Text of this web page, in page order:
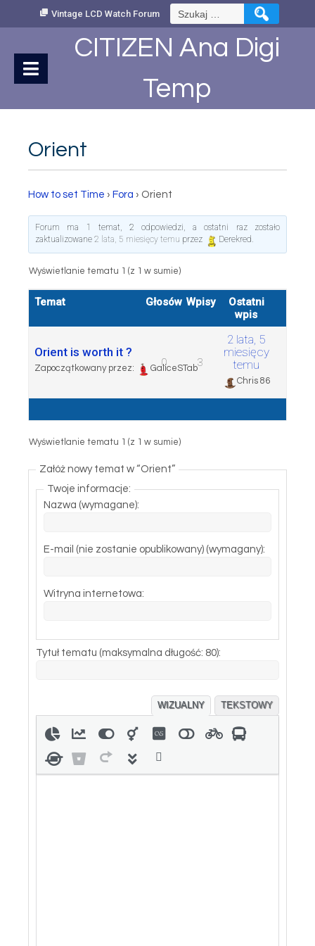
Vintage LCD Watch Forum Szukaj:
CITIZEN Ana Digi
Temp
Orient
How to set Time › Fora › Orient
Forum ma 1 temat, 2 odpowiedzi, a ostatni raz zostało
zaktualizowane2 lata, 5 miesięcy temu przez Derekred.
Wyświetlanie tematu 1 (z 1 w sumie)
Temat Głosów Wpisy
Ostatni
wpis
Orient is worth it ?
Zapoczątkowany przez: GaliceSTab
0 3
2 lata, 5
miesięcy
temu
Chris 86
Wyświetlanie tematu 1 (z 1 w sumie)
Załóż nowy temat w “Orient”
Twoje informacje:
Nazwa (wymagane):
E-mail (nie zostanie opublikowany) (wymagany):
Witryna internetowa:
Tytuł tematu (maksymalna długość: 80):
WIZUALNY TEKSTOWY